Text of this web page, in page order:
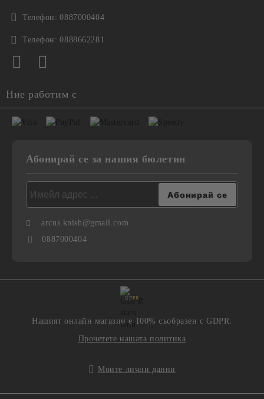
Телефон: 0887000404
Телефон: 0888662281
Ние работим с
Абонирай се за нашия бюлетин
arcus.knish@gmail.com
0887000404
GDPR
Нашият онлайн магазин е 100% съобразен с GDPR.
Прочетете нашата политика
Моите лични данни